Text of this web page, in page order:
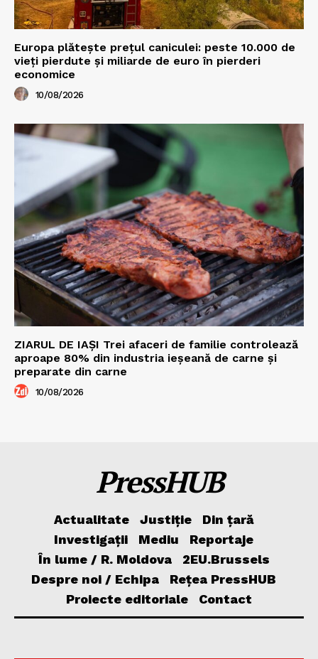
Europa plătește prețul caniculei: peste 10.000 de
vieți pierdute și miliarde de euro în pierderi
economice
10/08/2026
ZIARUL DE IAȘI Trei afaceri de familie controlează
aproape 80% din industria ieșeană de carne și
preparate din carne
10/08/2026
PressHUB
Actualitate Justiție
Din țară
Investigații
Mediu
Reportaje
În lume / R. Moldova
2EU.Brussels
Despre noi / Echipa
Rețea PressHUB
Proiecte editoriale
Contact